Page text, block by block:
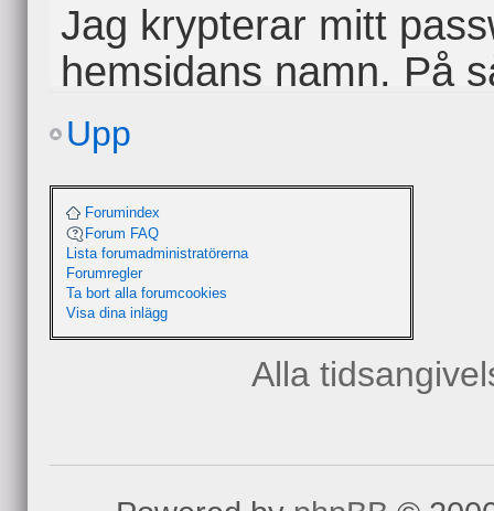
Jag krypterar mitt
hemsidans namn. På
olikt och ändå lätt att
Ex. Stor bokstav "A"
sista bokstäverna i
"ita"x2 + valfria siffror
kan givetvis kryptera
Säkra passwords
Upp
Forumindex
Forum FAQ
Lista forumadministratörerna
Forumregler
Ta bort alla forumcookies
Visa dina inlägg
Alla